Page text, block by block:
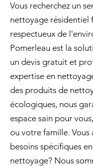
Vous recherchez un
nettoyage résidentiel
respectueux de
Pomerleau est la
un devis gratuit et
expertise en
des produits de
écologiques, nous
espace sain pour
ou votre famille. Vous
besoins spécifiques
nettoyage? Nous